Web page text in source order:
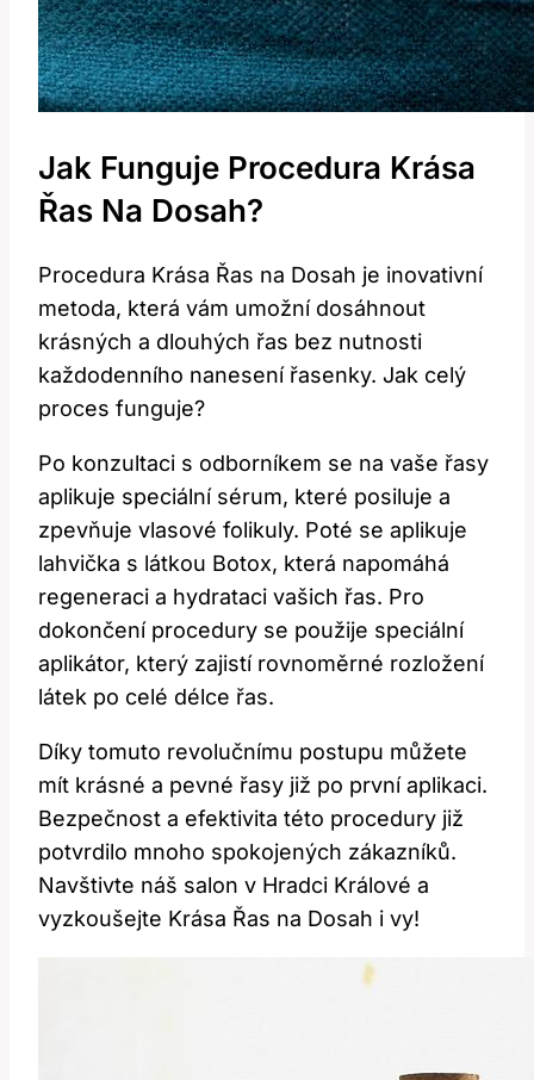
Jak Funguje Procedura Krása
Řas Na Dosah?
Procedura Krása Řas na Dosah je inovativní
metoda, která vám umožní dosáhnout
krásných a dlouhých řas bez nutnosti
každodenního nanesení řasenky. Jak celý
proces funguje?
Po konzultaci s odborníkem se na vaše řasy
aplikuje speciální sérum, které posiluje a
zpevňuje vlasové folikuly. Poté se aplikuje
lahvička s látkou Botox, která napomáhá
regeneraci a hydrataci vašich řas. Pro
dokončení procedury se použije speciální
aplikátor, který zajistí rovnoměrné rozložení
látek po celé délce řas.
Díky tomuto revolučnímu postupu můžete
mít krásné a pevné řasy již po první aplikaci.
Bezpečnost a efektivita této procedury již
potvrdilo mnoho spokojených zákazníků.
Navštivte náš salon v Hradci Králové a
vyzkoušejte Krása Řas na Dosah i vy!